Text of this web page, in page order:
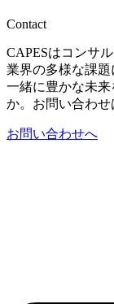
Contact
CAPESはコンサ
業界の多様な課
一緒に豊かな未
か。お問い合わせ
お問い合わせへ